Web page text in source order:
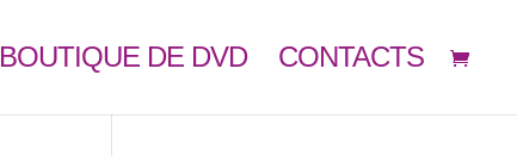
BOUTIQUE DE DVD CONTACTS